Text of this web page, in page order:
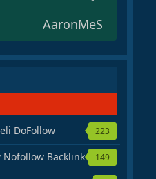
AaronMeS
DoFollow
223
Nofollow Backlink
149